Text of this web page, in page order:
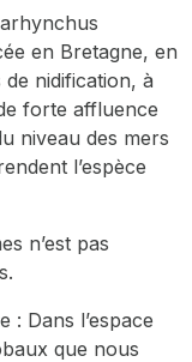
en Bretagne, en
nidification, à
forte affluence
niveau des mers
l’espèce
n’est pas
: Dans l’espace
que nous